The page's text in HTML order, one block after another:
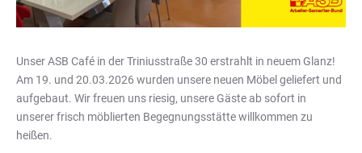
Unser ASB Café in der Triniusstraße 30 erstrahlt in neuem Glanz!
Am 19. und 20.03.2026 wurden unsere neuen Möbel geliefert und
aufgebaut. Wir freuen uns riesig, unsere Gäste ab sofort in
unserer frisch möblierten Begegnungsstätte willkommen zu
heißen.